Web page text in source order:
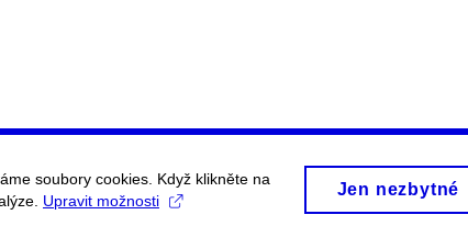
soubory cookies. Když klikněte na
Upravit možnosti
Jen nezbytné